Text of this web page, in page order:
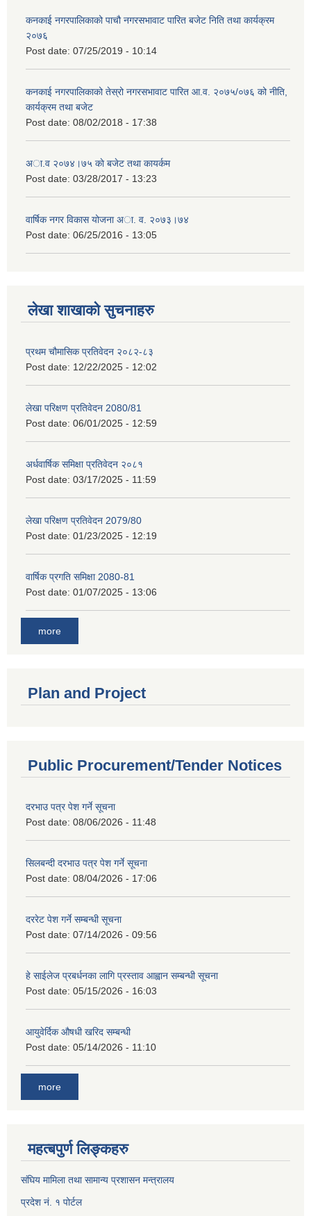
कनकाई नगरपालिकाको पाचौ नगरसभावाट पारित बजेट निति तथा कार्यक्रम
२०७६
Post date: 07/25/2019 - 10:14
कनकाई नगरपालिकाको तेस्रो नगरसभावाट पारित आ.व. २०७५/०७६ को नीति,
कार्यक्रम तथा बजेट
Post date: 08/02/2018 - 17:38
अा.व २०७४।७५ काे बजेट तथा कायर्कम
Post date: 03/28/2017 - 13:23
वार्षिक नगर विकास योजना अा. व. २०७३।७४
Post date: 06/25/2016 - 13:05
लेखा शाखाको सुचनाहरु
प्रथम चौमासिक प्रतिवेदन २०८२-८३
Post date: 12/22/2025 - 12:02
लेखा परिक्षण प्रतिवेदन 2080/81
Post date: 06/01/2025 - 12:59
अर्धवार्षिक समिक्षा प्रतिवेदन २०८१
Post date: 03/17/2025 - 11:59
लेखा परिक्षण प्रतिवेदन 2079/80
Post date: 01/23/2025 - 12:19
वार्षिक प्रगति समिक्षा 2080-81
Post date: 01/07/2025 - 13:06
more
Plan and Project
Public Procurement/Tender Notices
दरभाउ पत्र पेश गर्ने सूचना
Post date: 08/06/2026 - 11:48
सिलबन्दी दरभाउ पत्र पेश गर्ने सूचना
Post date: 08/04/2026 - 17:06
दररेट पेश गर्ने सम्बन्धी सूचना
Post date: 07/14/2026 - 09:56
हे साईलेज प्रबर्धनका लागि प्रस्ताव आह्वान सम्बन्धी सूचना
Post date: 05/15/2026 - 16:03
आयुवेर्दिक औषधी खरिद सम्बन्धी
Post date: 05/14/2026 - 11:10
more
महत्बपुर्ण लिङ्कहरु
संघिय मामिला तथा सामान्य प्रशासन मन्त्रालय
प्रदेश नं. १ पोर्टल